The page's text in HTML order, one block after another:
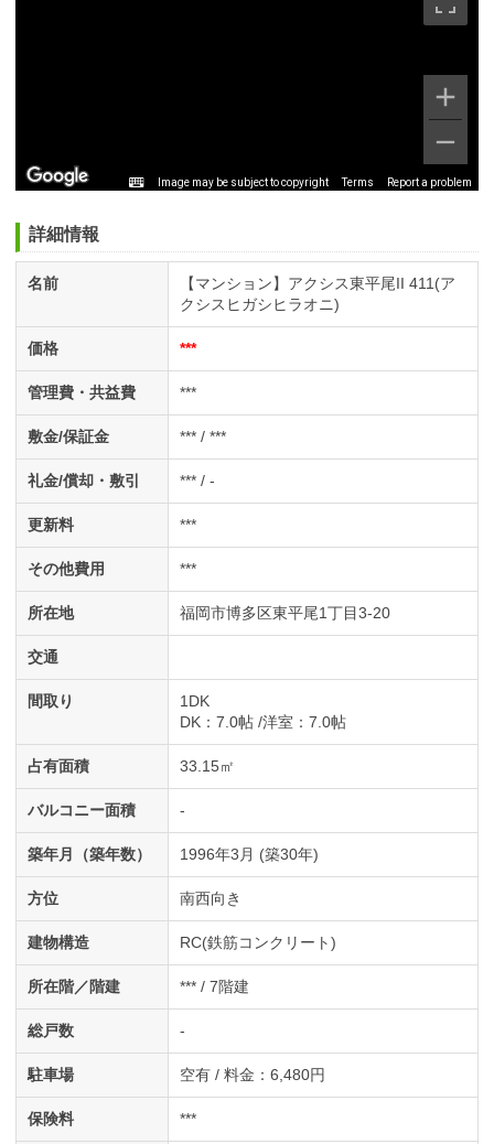
Image may be subject to copyright Terms Report a problem
詳細情報
名前
【マンション】アクシス東平尾II 411(ア
クシスヒガシヒラオニ)
価格 ***
管理費・共益費 ***
敷金/保証金 *** / ***
礼金/償却・敷引 *** / -
更新料 ***
その他費用 ***
所在地 福岡市博多区東平尾1丁目3-20
交通
間取り
1DK
DK ：7.0帖 洋室 ：7.0帖
占有面積 33.15㎡
バルコニー面積 -
築年月（築年数） 1996年3月 (築30年)
方位 南西向き
建物構造 RC(鉄筋コンクリート)
所在階／階建 *** / 7階建
総戸数 -
駐車場 空有 / 料金：6,480円
保険料 ***